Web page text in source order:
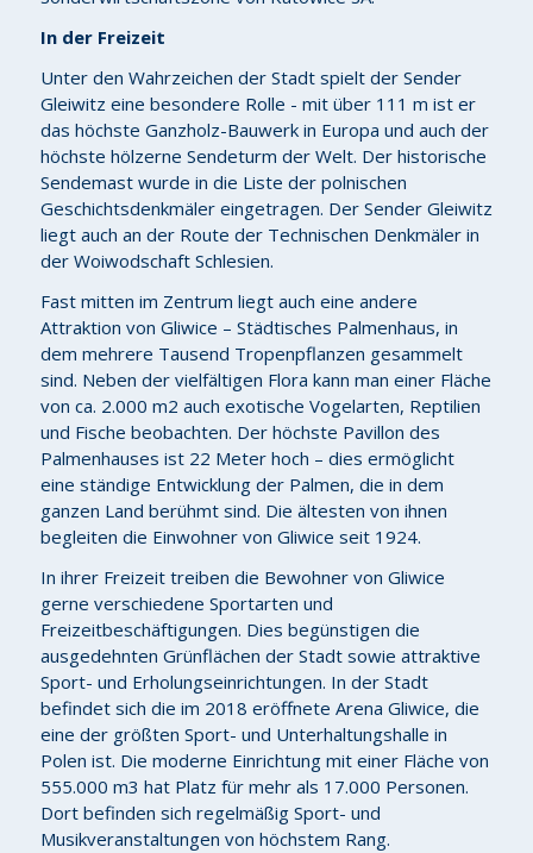
In der Freizeit
Unter den Wahrzeichen der Stadt spielt der Sender
Gleiwitz eine besondere Rolle - mit über 111 m ist er
das höchste Ganzholz-Bauwerk in Europa und auch der
höchste hölzerne Sendeturm der Welt. Der historische
Sendemast wurde in die Liste der polnischen
Geschichtsdenkmäler eingetragen. Der Sender Gleiwitz
liegt auch an der Route der Technischen Denkmäler in
der Woiwodschaft Schlesien.
Fast mitten im Zentrum liegt auch eine andere
Attraktion von Gliwice – Städtisches Palmenhaus, in
dem mehrere Tausend Tropenpflanzen gesammelt
sind. Neben der vielfältigen Flora kann man einer Fläche
von ca. 2.000 m2 auch exotische Vogelarten, Reptilien
und Fische beobachten. Der höchste Pavillon des
Palmenhauses ist 22 Meter hoch – dies ermöglicht
eine ständige Entwicklung der Palmen, die in dem
ganzen Land berühmt sind. Die ältesten von ihnen
begleiten die Einwohner von Gliwice seit 1924.
In ihrer Freizeit treiben die Bewohner von Gliwice
gerne verschiedene Sportarten und
Freizeitbeschäftigungen. Dies begünstigen die
ausgedehnten Grünflächen der Stadt sowie attraktive
Sport- und Erholungseinrichtungen. In der Stadt
befindet sich die im 2018 eröffnete Arena Gliwice, die
eine der größten Sport- und Unterhaltungshalle in
Polen ist. Die moderne Einrichtung mit einer Fläche von
555.000 m3 hat Platz für mehr als 17.000 Personen.
Dort befinden sich regelmäßig Sport- und
Musikveranstaltungen von höchstem Rang.